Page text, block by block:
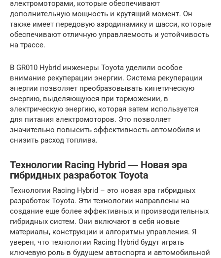
электромоторами, которые обеспечивают
дополнительную мощность и крутящий момент. Он
также имеет передовую аэродинамику и шасси, которые
обеспечивают отличную управляемость и устойчивость
на трассе.
В GR010 Hybrid инженеры Toyota уделили особое
внимание рекуперации энергии. Система рекуперации
энергии позволяет преобразовывать кинетическую
энергию, выделяющуюся при торможении, в
электрическую энергию, которая затем используется
для питания электромоторов. Это позволяет
значительно повысить эффективность автомобиля и
снизить расход топлива.
Технологии Racing Hybrid ― Новая эра
гибридных разработок Toyota
Технологии Racing Hybrid – это новая эра гибридных
разработок Toyota. Эти технологии направлены на
создание еще более эффективных и производительных
гибридных систем. Они включают в себя новые
материалы, конструкции и алгоритмы управления. Я
уверен, что технологии Racing Hybrid будут играть
ключевую роль в будущем автоспорта и автомобильной